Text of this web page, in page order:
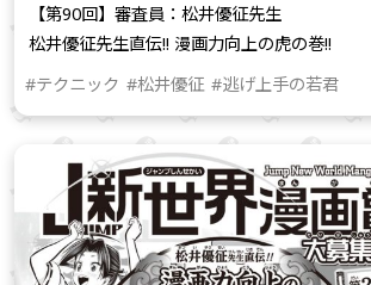
【第90回】審査員：松井優征先生
松井優征先生直伝!! 漫画力向上の虎の巻!!
#テクニック #松井優征 #逃げ上手の若君